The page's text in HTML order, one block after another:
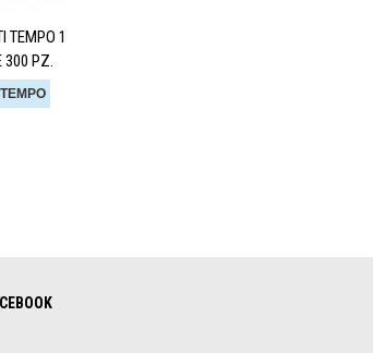
TEMPO 1
300 PZ.